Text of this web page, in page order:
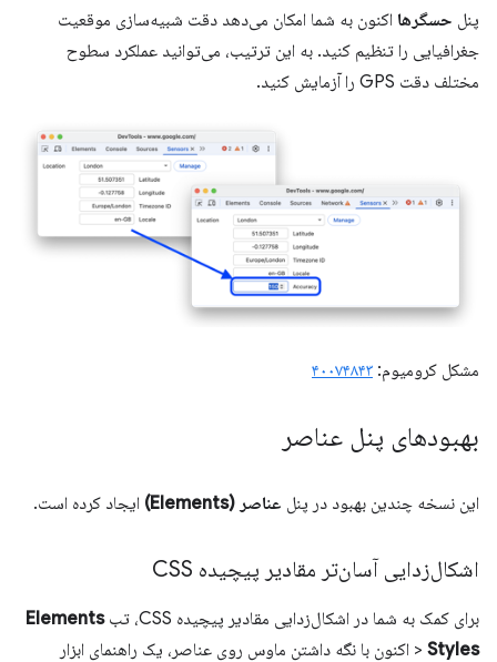
پنل حسگرها اکنون به شما امکان می‌دهد دقت شبیه‌سازی موقعیت
جغرافیایی را تنظیم کنید. به این ترتیب، می‌توانید عملکرد سطوح
مختلف دقت GPS را آزمایش کنید.
مشکل کرومیوم: ۴۰۰۷۴۸۴۳
بهبودهای پنل عناصر
این نسخه چندین بهبود در پنل عناصر (Elements) ایجاد کرده است.
اشکال‌زدایی آسان‌تر مقادیر پیچیده CSS
برای کمک به شما در اشکال‌زدایی مقادیر پیچیده CSS، تب
Elements
> Styles
اکنون با نگه داشتن ماوس روی عناصر، یک راهنمای ابزار